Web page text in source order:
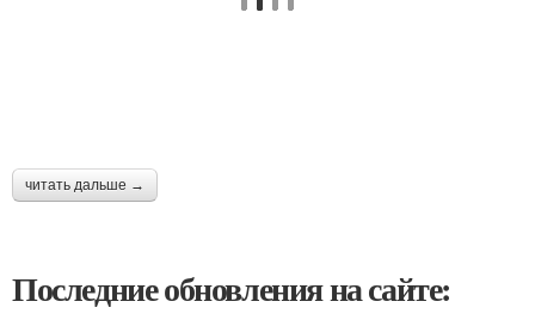
читать дальше →
Последние обновления на сайте: